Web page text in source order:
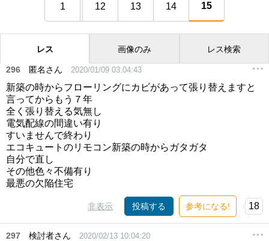
1 12 13 14 15
レス 画像のみ レス検索
296 匿名さん 2020/01/09 03:04:43
新築の時からフローリングにカビがあって張り替えますと
言ってからもう７年
全く張り替える気無し
電気配線の間違い有り
すいませんで終わり
エコキュートのリモコン新築の時からガタガタ
自分で直し
その他色々不備有り
最悪の欠陥住宅
非表示 投稿する 参考になる! 18
297 検討者さん 2020/02/13 10:04:20